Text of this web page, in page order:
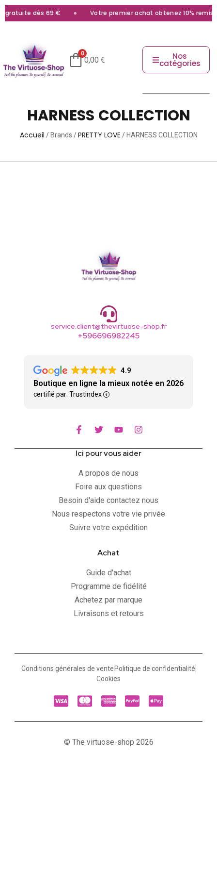
gratuite dès 69 € Votre premier achat obtenez 10%
0
0,00 € Nos
catégories
HARNESS COLLECTION
Accueil / Brands /PRETTY LOVE / HARNESS COLLECTION
service.client@thevirtuose-shop.fr
+596696982245
4.9
Boutique en ligne la mieux notée en 2026
certifié par: Trustindex
Ici pour vous aider
A propos de nous
Foire aux questions
Besoin d'aide contactez nous
Nous respectons votre vie privée
Suivre votre expédition
Achat
Guide d'achat
Programme de fidélité
Achetez par marque
Livraisons et retours
Conditions générales de vente Politique de confidentialité
Cookies
© The virtuose-shop 2026